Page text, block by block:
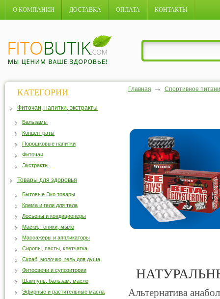
О КОМПАНИИ ДОСТАВКА ОПЛАТА КОНТАКТЫ
Главная Спортивное
Альтернатива
КАТЕГОРИИ
Фиточаи, напитки, экстракты
Бальзамы
Концентраты
Порошковые напитки
Фиточаи
Экстракты
Товары для здоровья
Бытовые Эко товары
Крема и гели для тела
Лосьоны и кондиционеры
Маски, тоники, мыло
Массажеры и аппликаторы
Сиропы, пасты, клетчатка
Скраб, молочко, гель для душа
Фитосвечи и супозитории
Шампунь, бальзам, масло
Эфирные и растительные масла